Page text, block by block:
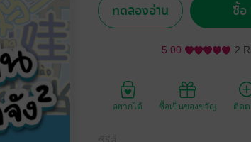
ทดลองอ่าน ซื้อ
5.00 2
อยากได้ ซื้อเป็นของขวัญ ติด